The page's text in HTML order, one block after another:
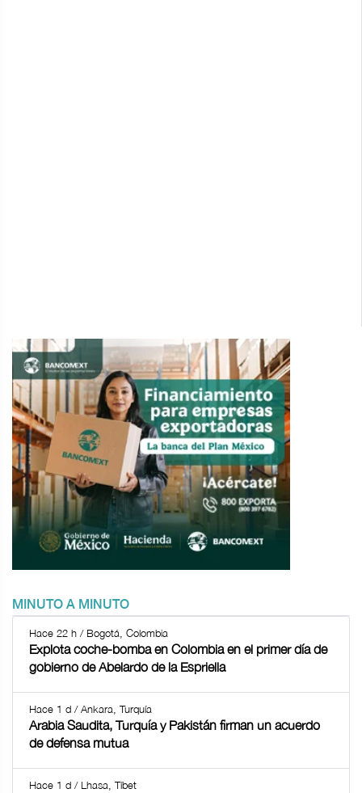
MINUTO A MINUTO
Hace 22 h / Bogotá, Colombia
Explota coche-bomba en Colombia en el primer día de
gobierno de Abelardo de la Espriella
Hace 1 d / Ankara, Turquía
Arabia Saudita, Turquía y Pakistán firman un acuerdo
de defensa mutua
Hace 1 d / Lhasa, Tíbet